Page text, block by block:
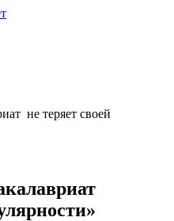
не теряет своей